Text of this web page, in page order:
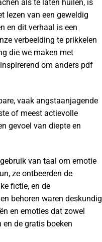
als te laten huilen, is
lezen van een geweldig
en dit verhaal is een
verbeelding te prikkelen
die we maken met
om anders pdf
vaak angstaanjagende
of meest actievolle
gevoel van diepte en
van taal om emotie
ze ontbeerden de
fictie, en de
behoren waren deskundig
en emoties dat zowel
de gratis boeken